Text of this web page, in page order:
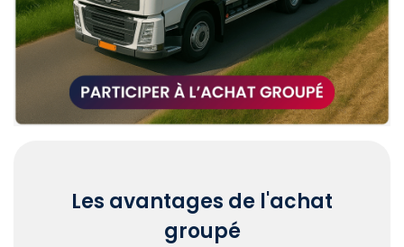
Les avantages de l'achat
groupé